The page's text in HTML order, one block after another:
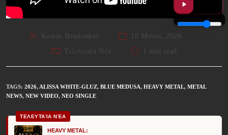
Kostas Boudoukos
18 Μαΐου, 2026
Τελευταία Νέα
1 min read
TAGS: 2026, ALISSA WHITE-GLUZ, BLUE MEDUSA, HEAVY METAL, METAL
NEWS, NEW VIDEO, ΝΈΟ SINGLE
ΤΕΛΕΥΤΑΊΑ ΝΈΑ
HEAVY METAL: